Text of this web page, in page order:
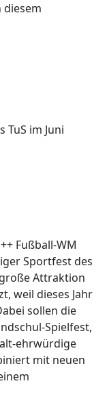
diesem
TuS im Juni
Fußball-WM
Sportfest des
Attraktion
weil dieses Jahr
sollen die
Spielfest,
ehrwürdige
mit neuen